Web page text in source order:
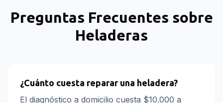
Preguntas Frecuentes sobre
Heladeras
¿Cuánto cuesta reparar una heladera?
El diagnóstico a domicilio cuesta $10.000 a